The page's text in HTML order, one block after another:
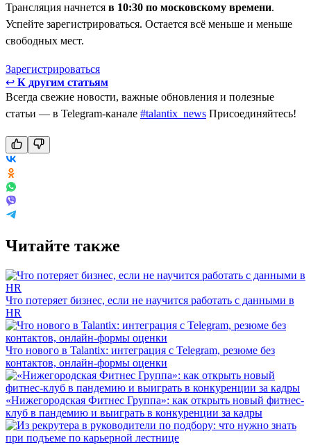
Трансляция начнется в 10:30 по московскому времени.
Успейте зарегистрироваться. Остается всё меньше и меньше
свободных мест.
Зарегистрироваться
↩ К другим статьям
Всегда свежие новости, важные обновления и полезные
статьи — в Telegram-канале #talantix_news Присоединяйтесь!
Читайте также
Что потеряет бизнес, если не научится работать с данными в
HR
Что нового в Talantix: интеграция с Telegram, резюме без
контактов, онлайн-формы оценки
«Нижегородская Фитнес Группа»: как открыть новый фитнес-
клуб в пандемию и выиграть в конкуренции за кадры